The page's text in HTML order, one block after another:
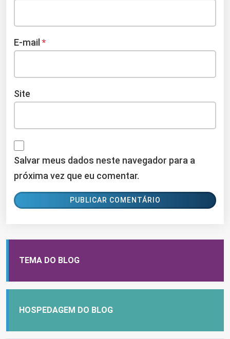
E-mail*
Site
Salvar meus dados neste navegador para a
próxima vez que eu comentar.
TEMA DO BLOG
HOSPEDAGEM DO BLOG